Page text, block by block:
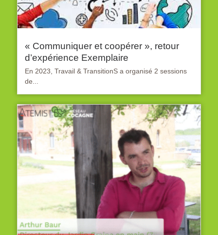
« Communiquer et coopérer », retour
d’expérience Exemplaire
En 2023, Travail & TransitionS a organisé 2 sessions
de...